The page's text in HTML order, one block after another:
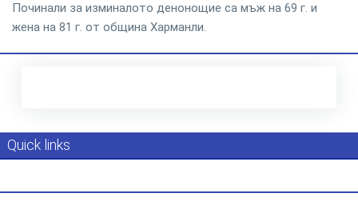
Починали за изминалото денонощие са мъж на 69 г. и
жена на 81 г. от община Харманли.
Quick links